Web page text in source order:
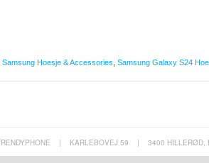
Samsung Hoesje & Accessories Samsung Galaxy S24
| KARLEBOVEJ 59 | 3400 HILLERØD,